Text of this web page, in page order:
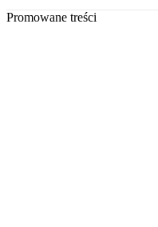
Promowane treści